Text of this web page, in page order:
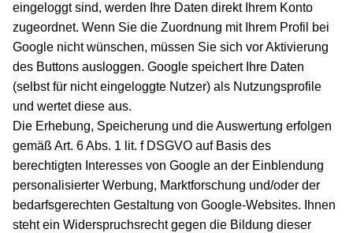
eingeloggt sind, werden Ihre Daten direkt Ihrem Konto
zugeordnet. Wenn Sie die Zuordnung mit Ihrem Profil bei
Google nicht wünschen, müssen Sie sich vor Aktivierung
des Buttons ausloggen. Google speichert Ihre Daten
(selbst für nicht eingeloggte Nutzer) als Nutzungsprofile
und wertet diese aus.
Die Erhebung, Speicherung und die Auswertung erfolgen
gemäß Art. 6 Abs. 1 lit. f DSGVO auf Basis des
berechtigten Interesses von Google an der Einblendung
personalisierter Werbung, Marktforschung und/oder der
bedarfsgerechten Gestaltung von Google-Websites. Ihnen
steht ein Widerspruchsrecht gegen die Bildung dieser